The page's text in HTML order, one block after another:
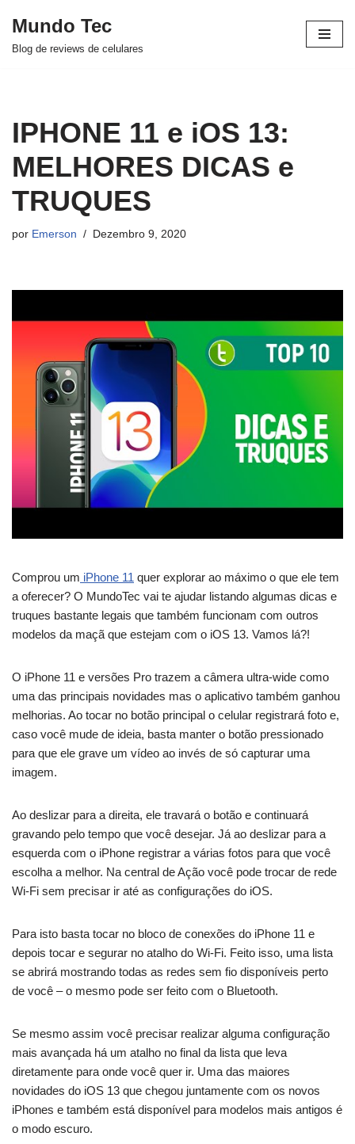
Avançar
Mundo Tec
Blog de reviews de celulares
IPHONE 11 e iOS 13:
MELHORES DICAS e
TRUQUES
por Emerson Dezembro 9, 2020
Comprou um iPhone 11 quer explorar ao máximo o que ele tem
a oferecer? O MundoTec vai te ajudar listando algumas dicas e
truques bastante legais que também funcionam com outros
modelos da maçã que estejam com o iOS 13. Vamos lá?!
O iPhone 11 e versões Pro trazem a câmera ultra-wide como
uma das principais novidades mas o aplicativo também ganhou
melhorias. Ao tocar no botão principal o celular registrará foto e,
caso você mude de ideia, basta manter o botão pressionado
para que ele grave um vídeo ao invés de só capturar uma
imagem.
Ao deslizar para a direita, ele travará o botão e continuará
gravando pelo tempo que você desejar. Já ao deslizar para a
esquerda com o iPhone registrar a várias fotos para que você
escolha a melhor. Na central de Ação você pode trocar de rede
Wi-Fi sem precisar ir até as configurações do iOS.
Para isto basta tocar no bloco de conexões do iPhone 11 e
depois tocar e segurar no atalho do Wi-Fi. Feito isso, uma lista
se abrirá mostrando todas as redes sem fio disponíveis perto
de você – o mesmo pode ser feito com o Bluetooth.
Se mesmo assim você precisar realizar alguma configuração
mais avançada há um atalho no final da lista que leva
diretamente para onde você quer ir. Uma das maiores
novidades do iOS 13 que chegou juntamente com os novos
iPhones e também está disponível para modelos mais antigos é
o modo escuro.